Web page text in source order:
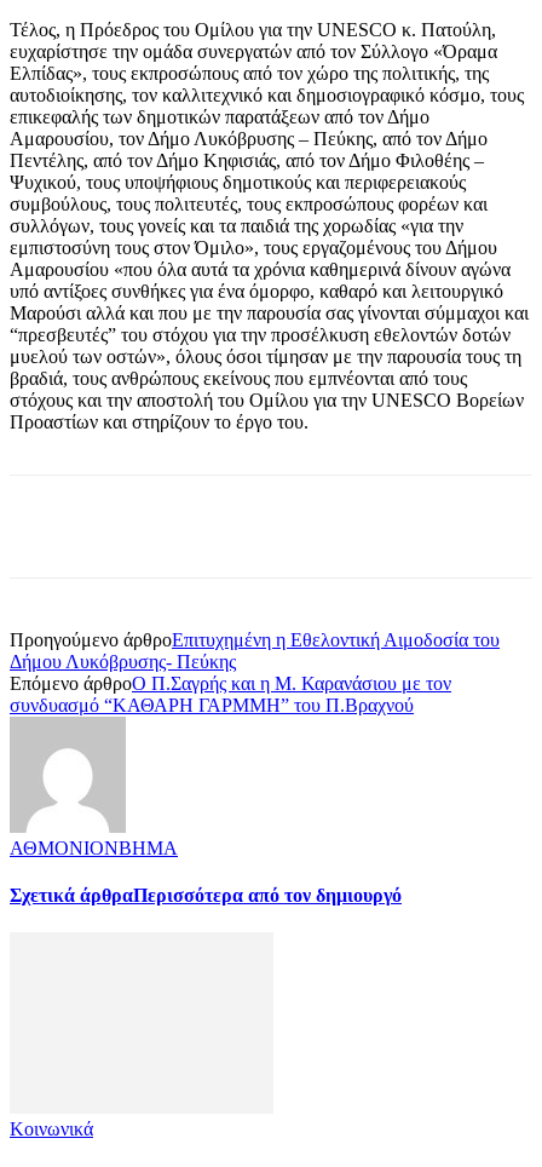
Τέλος, η Πρόεδρος του Ομίλου για την UNESCO κ. Πατούλη,
ευχαρίστησε την ομάδα συνεργατών από τον Σύλλογο «Όραμα
Ελπίδας», τους εκπροσώπους από τον χώρο της πολιτικής, της
αυτοδιοίκησης, τον καλλιτεχνικό και δημοσιογραφικό κόσμο, τους
επικεφαλής των δημοτικών παρατάξεων από τον Δήμο
Αμαρουσίου, τον Δήμο Λυκόβρυσης – Πεύκης, από τον Δήμο
Πεντέλης, από τον Δήμο Κηφισιάς, από τον Δήμο Φιλοθέης –
Ψυχικού, τους υποψήφιους δημοτικούς και περιφερειακούς
συμβούλους, τους πολιτευτές, τους εκπροσώπους φορέων και
συλλόγων, τους γονείς και τα παιδιά της χορωδίας «για την
εμπιστοσύνη τους στον Όμιλο», τους εργαζομένους του Δήμου
Αμαρουσίου «που όλα αυτά τα χρόνια καθημερινά δίνουν αγώνα
υπό αντίξοες συνθήκες για ένα όμορφο, καθαρό και λειτουργικό
Μαρούσι αλλά και που με την παρουσία σας γίνονται σύμμαχοι και
“πρεσβευτές” του στόχου για την προσέλκυση εθελοντών δοτών
μυελού των οστών», όλους όσοι τίμησαν με την παρουσία τους τη
βραδιά, τους ανθρώπους εκείνους που εμπνέονται από τους
στόχους και την αποστολή του Ομίλου για την UNESCO Βορείων
Προαστίων και στηρίζουν το έργο του.
Προηγούμενο άρθροΕπιτυχημένη η Εθελοντική Αιμοδοσία του
Δήμου Λυκόβρυσης- Πεύκης
Επόμενο άρθροΟ Π.Σαγρής και η Μ. Καρανάσιου με τον
συνδυασμό “ΚΑΘΑΡΗ ΓΑΡΜΜΗ” του Π.Βραχνού
ΑΘΜΟΝΙΟΝΒΗΜΑ
Σχετικά άρθραΠερισσότερα από τον δημιουργό
Κοινωνικά